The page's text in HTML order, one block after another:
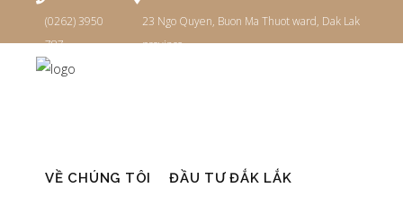
(0262) 3950
787
23 Ngo Quyen, Buon Ma Thuot ward, Dak Lak
province
VỀ CHÚNG TÔI ĐẦU TƯ ĐẮK LẮK